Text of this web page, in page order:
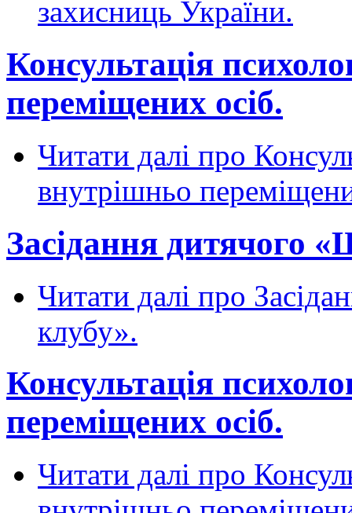
захисниць України.
Консультація
переміщених осіб.
Читати далі про
внутрішньо
Засідання дитячого
Читати далі про
клубу».
Консультація
переміщених осіб.
Читати далі про